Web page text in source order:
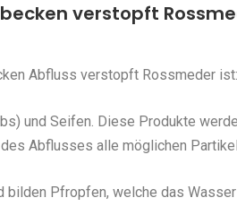
verstopft
Abfluss verstopft Rossmeder ist:
und Seifen. Diese Produkte
Abflusses alle möglichen
bilden Pfropfen, welche das